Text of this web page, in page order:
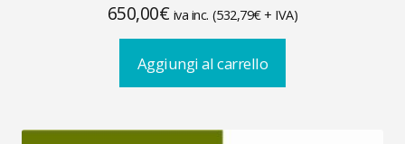
650,00€ iva inc. (532,79€+ IVA)
Aggiungi al carrello